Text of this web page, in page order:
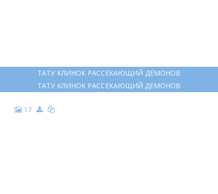
ТАТУ КЛИНОК РАССЕКАЮЩИЙ ДЕМОНОВ
ТАТУ КЛИНОК РАССЕКАЮЩИЙ ДЕМОНОВ
17